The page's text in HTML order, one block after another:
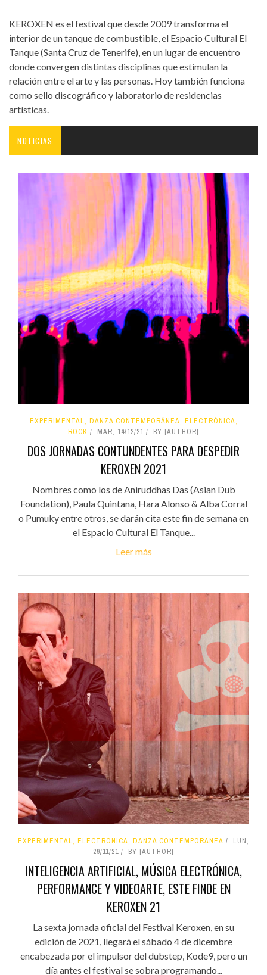
KEROXEN es el festival que desde 2009 transforma el
interior de un tanque de combustible, el Espacio Cultural El
Tanque (Santa Cruz de Tenerife), en un lugar de encuentro
donde convergen distintas disciplinas que estimulan la
relación entre el arte y las personas. Hoy también funciona
como sello discográfico y laboratorio de residencias
artísticas.
NOTICIAS
EXPERIMENTAL, DANZA CONTEMPORÁNEA, ELECTRÓNICA,
ROCK
MAR, 14/12/21 BY [AUTHOR]
DOS JORNADAS CONTUNDENTES PARA DESPEDIR
KEROXEN 2021
Nombres como los de Aniruddhas Das (Asian Dub
Foundation), Paula Quintana, Hara Alonso & Alba Corral
o Pumuky entre otros, se darán cita este fin de semana en
el Espacio Cultural El Tanque...
Leer más
EXPERIMENTAL, ELECTRÓNICA, DANZA CONTEMPORÁNEA
LUN,
29/11/21
BY [AUTHOR]
INTELIGENCIA ARTIFICIAL, MÚSICA ELECTRÓNICA,
PERFORMANCE Y VIDEOARTE, ESTE FINDE EN
KEROXEN 21
La sexta jornada oficial del Festival Keroxen, en su
edición de 2021, llegará el sábado 4 de dicembre
encabezada por el impulsor del dubstep, Kode9, pero un
día antes el festival se sobra programando...